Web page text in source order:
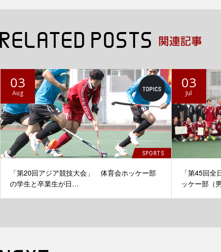
03
Aug
SPORTS
「第20回アジア競技大会」 体育会ホッケー部
の学生と卒業生が日…
03
Jul
「第45回
ッケー部（